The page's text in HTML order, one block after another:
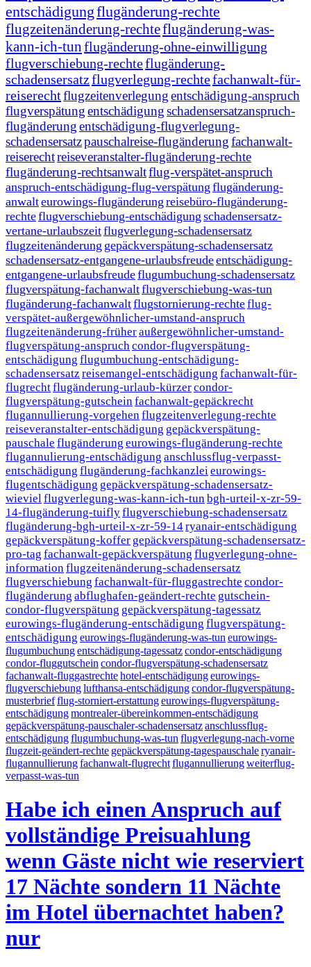
entschädigungflugänderung-rechte
flugzeitenänderung-rechteflugänderung-was-
kann-ich-tun flugänderung-ohne-einwilligung
flugverschiebung-rechteflugänderung-
schadensersatzflugverlegung-rechtefachanwalt-für-
reiserechtflugzeitenverlegungentschädigung-anspruch
flugverspätungentschädigungschadensersatzanspruch-
flugänderungentschädigung-flugverlegung-
schadensersatzpauschalreise-flugänderungfachanwalt-
reiserechtreiseveranstalter-flugänderung-rechte
flugänderung-rechtsanwaltflug-verspätet-anspruch
anspruch-entschädigung-flug-verspätung flugänderung-
anwalteurowings-flugänderung reisebüro-flugänderung-
rechteflugverschiebung-entschädigung schadensersatz-
vertane-urlaubszeitflugverlegung-schadensersatz
flugzeitenänderung gepäckverspätung-schadensersatz
schadensersatz-entgangene-urlaubsfreudeentschädigung-
entgangene-urlaubsfreudeflugumbuchung-schadensersatz
flugverspätung-fachanwaltflugverschiebung-was-tun
flugänderung-fachanwaltflugstornierung-rechteflug-
verspätet-außergewöhnlicher-umstand-anspruch
flugzeitenänderung-früheraußergewöhnlicher-umstand-
flugverspätung-anspruch condor-flugverspätung-
entschädigung flugumbuchung-entschädigung-
schadensersatz reisemangel-entschädigung fachanwalt-für-
flugrechtflugänderung-urlaub-kürzercondor-
flugverspätung-gutschein fachanwalt-gepäckrecht
flugannullierung-vorgehen flugzeitenverlegung-rechte
reiseveranstalter-entschädigung gepäckverspätung-
pauschale flugänderung eurowings-flugänderung-rechte
flugannulierung-entschädigung anschlussflug-verpasst-
entschädigung flugänderung-fachkanzlei eurowings-
flugentschädigung gepäckverspätung-schadensersatz-
wieviel flugverlegung-was-kann-ich-tun bgh-urteil-x-zr-59-
14-flugänderung-tuiflyflugverschiebung-schadensersatz
flugänderung-bgh-urteil-x-zr-59-14ryanair-entschädigung
gepäckverspätung-koffer gepäckverspätung-schadensersatz-
pro-tag fachanwalt-gepäckverspätung flugverlegung-ohne-
information flugzeitenänderung-schadensersatz
flugverschiebung fachanwalt-für-fluggastrechte condor-
flugänderung abflughafen-geändert-rechte gutschein-
condor-flugverspätung gepäckverspätung-tagessatz
eurowings-flugänderung-entschädigung flugverspätung-
entschädigung eurowings-flugänderung-was-tun eurowings-
flugumbuchungentschädigung-tagessatzcondor-entschädigung
condor-fluggutschein condor-flugverspätung-schadensersatz
fachanwalt-fluggastrechtehotel-entschädigungeurowings-
flugverschiebunglufthansa-entschädigungcondor-flugverspätung-
musterbriefflug-storniert-erstattungeurowings-flugverspätung-
entschädigungmontrealer-übereinkommen-entschädigung
gepäckverspätung-pauschaler-schadensersatzanschlussflug-
entschädigungflugumbuchung-was-tun flugverlegung-nach-vorne
flugzeit-geändert-rechte gepäckverspätung-tagespauschaleryanair-
flugannullierungfachanwalt-flugrechtflugannullierungweiterflug-
verpasst-was-tun
Habe ich einen Anspruch auf
vollständige Preisuahlung
wenn Gäste nicht wie reserviert
17 Nächte sondern 11 Nächte
im Hotel übernachtet haben?
nur